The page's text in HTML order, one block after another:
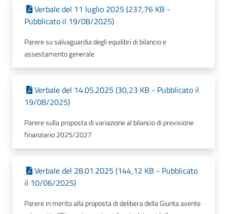
Verbale del 11 luglio 2025 (237,76 KB -
Pubblicato il 19/08/2025)
Parere su salvaguardia degli equilibri di bilancio e
assestamento generale
Verbale del 14.05.2025 (30,23 KB - Pubblicato il
19/08/2025)
Parere sulla proposta di variazione al bilancio di previsione
finanziario 2025/2027
Verbale del 28.01.2025 (144,12 KB - Pubblicato
il 10/06/2025)
Parere in merito alla proposta di delibera della Giunta avente